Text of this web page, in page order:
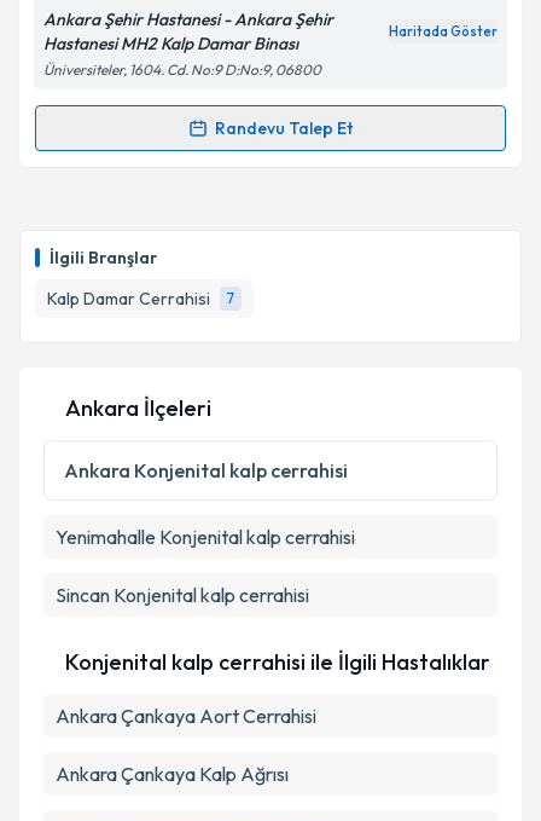
İlgili Branşlar
Kalp Damar Cerrahisi
7
Kişisel verilerimin işlenmesine ilişkinAydınlatma
'ni okudum ve kişisel verilerimin belirtilen
kapsamda işlenmesini kabul ediyorum.
Takvim Talebini Gönder
Ankara Şehir Hastanesi - Ankara Şehir
Hastanesi MH2 Kalp Damar Binası
Haritada Göster
Üniversiteler, 1604. Cd. No:9 D:No:9, 06800
Randevu Talep Et
Randevu Takvimi Talebi
takvim hazırlandığında e-posta ile bilgilendireceğiz.
E-posta Adresiniz
Kişisel verilerimin işlenmesine ilişkinAydınlatma
Metni
'ni okudum ve kişisel verilerimin belirtilen
kapsamda işlenmesini kabul ediyorum.
Ankara İlçeleri
Ankara Konjenital kalp cerrahisi
Yenimahalle Konjenital kalp cerrahisi
Sincan Konjenital kalp cerrahisi
Konjenital kalp cerrahisi ile İlgili Hastalıklar
Ankara Çankaya Aort Cerrahisi
Ankara Çankaya Kalp Ağrısı